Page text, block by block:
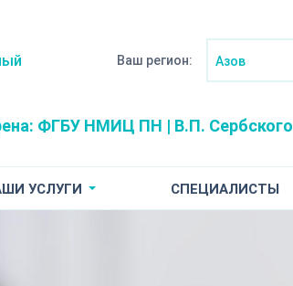
Ваш регион: Азов
ФГБУ НМИЦ ПН | В.П. Сербского
УСЛУГИ СПЕЦИАЛИСТЫ